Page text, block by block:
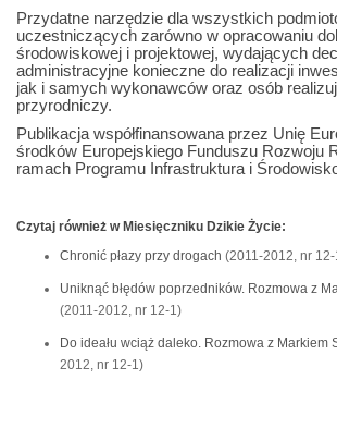
Przydatne narzędzie dla wszystkich
uczestniczących zarówno w opracowaniu
środowiskowej i projektowej, wydających
administracyjne konieczne do realizacji
jak i samych wykonawców oraz osób
przyrodniczy.
Publikacja współfinansowana przez Unię
środków Europejskiego Funduszu Rozwoju
ramach Programu Infrastruktura i
Czytaj również w Miesięczniku Dzikie Życie:
Chronić płazy przy drogach (2011-2012, nr
Uniknąć błędów poprzedników. Rozmowa z
(2011-2012, nr 12-1)
Do ideału wciąż daleko. Rozmowa z Markiem
2012, nr 12-1)